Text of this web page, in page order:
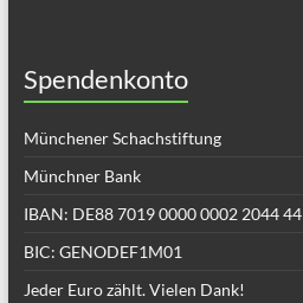
Spendenkonto
Münchener Schachstiftung
Münchner Bank
IBAN: DE88 7019 0000 0002 2044 44
BIC: GENODEF1M01
Jeder Euro zählt. Vielen Dank!